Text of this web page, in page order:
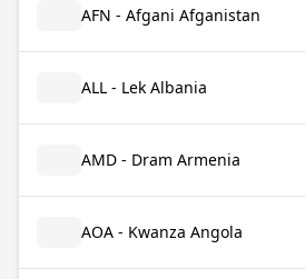
AFN - Afgani Afganistan
ALL - Lek Albania
AMD - Dram Armenia
AOA - Kwanza Angola